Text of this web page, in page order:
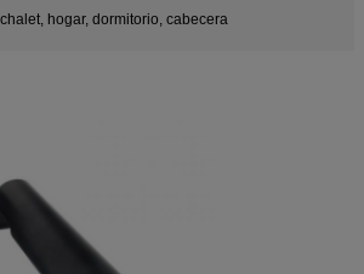
hogar, dormitorio, cabecera